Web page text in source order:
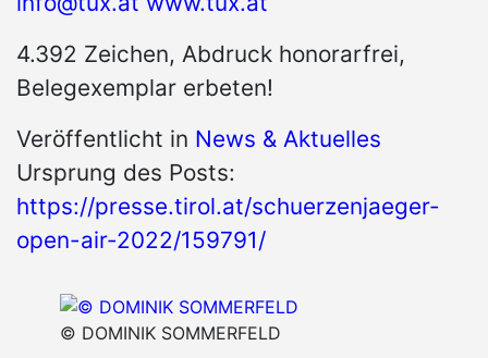
4.392 Zeichen, Abdruck honorarfrei,
Belegexemplar erbeten!
Veröffentlicht in News & Aktuelles
Ursprung des Posts:
https://presse.tirol.at/schuerzenjaeger-
open-air-2022/159791/
© DOMINIK SOMMERFELD